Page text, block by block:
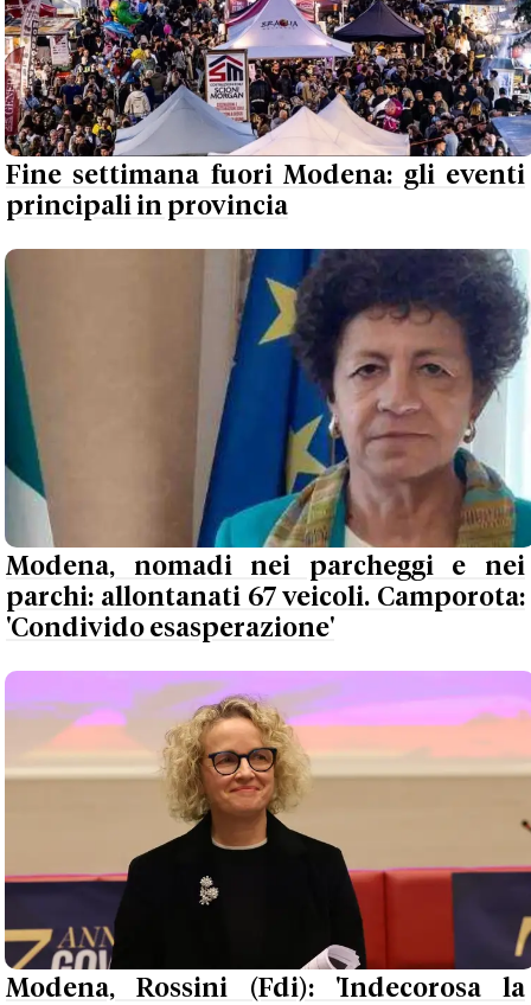
Fine settimana fuori Modena: gli eventi
principali in provincia
Modena, nomadi nei parcheggi e nei
parchi: allontanati 67 veicoli. Camporota:
'Condivido esasperazione'
Modena, Rossini (Fdi): 'Indecorosa la